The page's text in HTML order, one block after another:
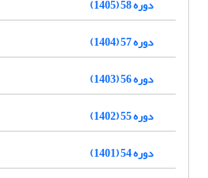
دوره 58 (1405)
دوره 57 (1404)
دوره 56 (1403)
دوره 55 (1402)
دوره 54 (1401)